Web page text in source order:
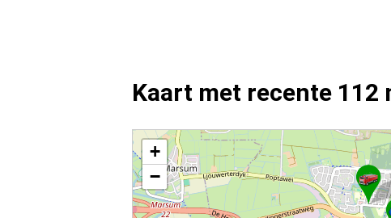
Kaart met recente 112
Kaart Leeuwarden met de meest recente 112 meldingen.
+
−